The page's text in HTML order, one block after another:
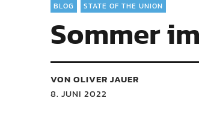
BLOG STATE OF THE UNION
Sommer
VON OLIVER JAUER
8. JUNI 2022